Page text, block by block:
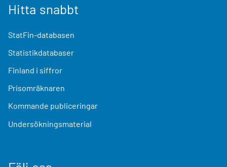
Hitta snabbt
StatFin-databasen
Statistikdatabaser
Finland i siffror
Prisomräknaren
Kommande publiceringar
Undersökningsmaterial